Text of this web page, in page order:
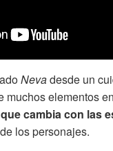
Nevadesde un
muchos elementos
cambia con las
los personajes.